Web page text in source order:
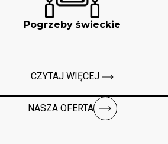
Pogrzeby świeckie
CZYTAJ WIĘCEJ
NASZA OFERTA